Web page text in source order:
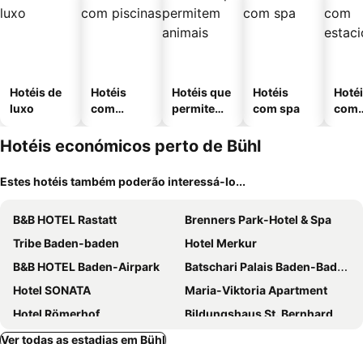
Hotéis de
luxo
Hotéis
com
Hotéis que
permitem
Hotéis
com spa
com
Hotéis económicos perto de Bühl
Estes hotéis também poderão interessá-lo...
B&B HOTEL Rastatt
Brenners Park-Hotel & Spa
Tribe Baden-baden
Hotel Merkur
B&B HOTEL Baden-Airpark
Batschari Palais Baden-Baden
Hotel SONATA
Maria-Viktoria Apartment
Hotel Römerhof
Bildungshaus St. Bernhard - Wohnen und Tagen
Hotel Rebenhof
Ver todas as estadias em Bühl